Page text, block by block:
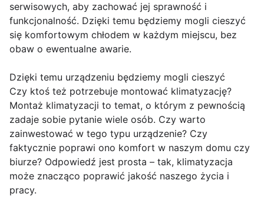
serwisowych, aby zachować jej sprawność i
funkcjonalność. Dzięki temu będziemy mogli cieszyć
się komfortowym chłodem w każdym miejscu, bez
obaw o ewentualne awarie.
Dzięki temu urządzeniu będziemy mogli cieszyć
Czy ktoś też potrzebuje montować klimatyzację?
Montaż klimatyzacji to temat, o którym z pewnością
zadaje sobie pytanie wiele osób. Czy warto
zainwestować w tego typu urządzenie? Czy
faktycznie poprawi ono komfort w naszym domu czy
biurze? Odpowiedź jest prosta – tak, klimatyzacja
może znacząco poprawić jakość naszego życia i
pracy.